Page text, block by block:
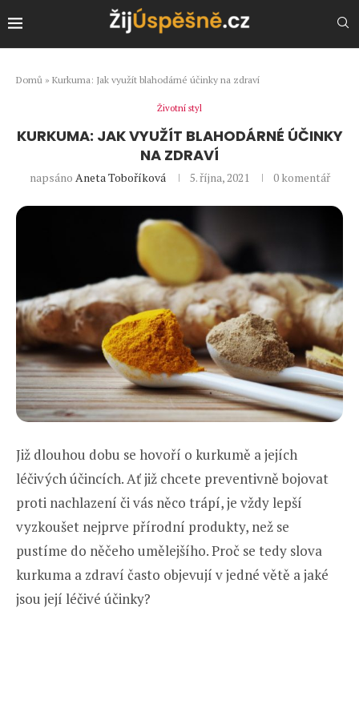
Domů » Kurkuma: Jak využít blahodárné účinky na zdraví
Životní styl
KURKUMA: JAK VYUŽÍT BLAHODÁRNÉ ÚČINKY
NA ZDRAVÍ
napsáno Aneta Toboříková 5. října, 2021 0 komentář
Již dlouhou dobu se hovoří o kurkumě a jejích
léčivých účincích. Ať již chcete preventivně bojovat
proti nachlazení či vás něco trápí, je vždy lepší
vyzkoušet nejprve přírodní produkty, než se
pustíme do něčeho umělejšího. Proč se tedy slova
kurkuma a zdraví často objevují v jedné větě a jaké
jsou její léčivé účinky?